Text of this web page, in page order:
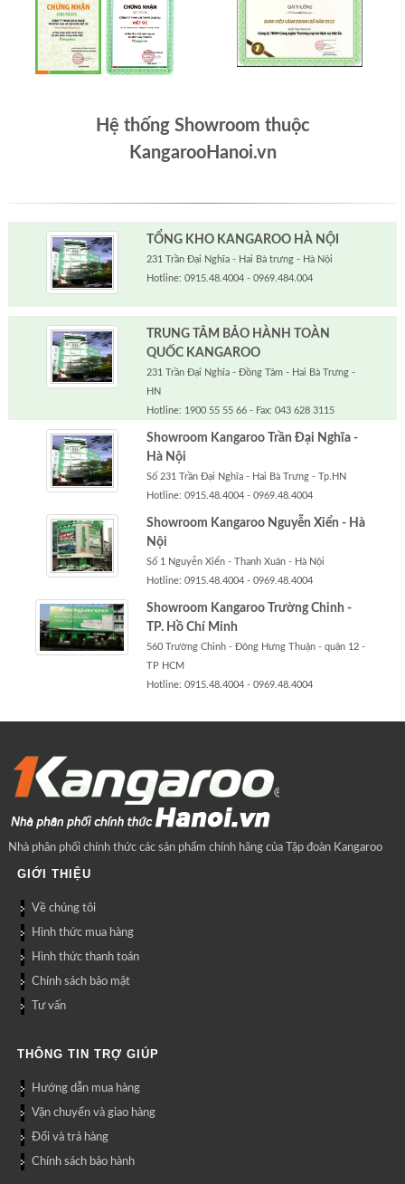
Hệ thống Showroom thuộc
KangarooHanoi.vn
TỔNG KHO KANGAROO HÀ NỘI
231 Trần Đại Nghĩa - Hai Bà trưng - Hà Nội
Hotline: 0915.48.4004 - 0969.484.004
TRUNG TÂM BẢO HÀNH TOÀN
QUỐC KANGAROO
231 Trần Đại Nghĩa - Đồng Tâm - Hai Bà Trưng -
HN
Hotline: 1900 55 55 66 - Fax: 043 628 3115
Showroom Kangaroo Trần Đại Nghĩa -
Hà Nội
Số 231 Trần Đại Nghĩa - Hai Bà Trưng - Tp.HN
Hotline: 0915.48.4004 - 0969.48.4004
Showroom Kangaroo Nguyễn Xiển - Hà
Nội
Số 1 Nguyễn Xiển - Thanh Xuân - Hà Nội
Hotline: 0915.48.4004 - 0969.48.4004
Showroom Kangaroo Trường Chinh -
TP. Hồ Chí Minh
560 Trường Chinh - Đông Hưng Thuận - quận 12 -
TP HCM
Hotline: 0915.48.4004 - 0969.48.4004
Nhà phân phối chính thức các sản phẩm chính hãng của Tập đoàn Kangaroo
GIỚI THIỆU
Về chúng tôi
Hình thức mua hàng
Hình thức thanh toán
Chính sách bảo mật
Tư vấn
THÔNG TIN TRỢ GIÚP
Hướng dẫn mua hàng
Vận chuyển và giao hàng
Đổi và trả hàng
Chính sách bảo hành